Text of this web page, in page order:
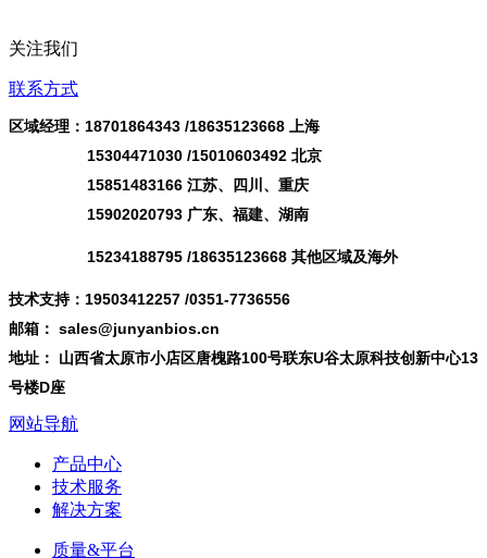
关注我们
联系方式
区域经理：18701864343 /18635123668 上海
15304471030 /15010603492 北京
15851483166 江苏、四川、重庆
15902020793 广东、福建、湖南
15234188795 /18635123668 其他区域及海外
技术支持：19503412257 /0351-7736556
邮箱： sales@junyanbios.cn
地址： 山西省太原市小店区唐槐路100号联东U谷太原科技创新中心13
号楼D座
网站导航
产品中心
技术服务
解决方案
质量&平台